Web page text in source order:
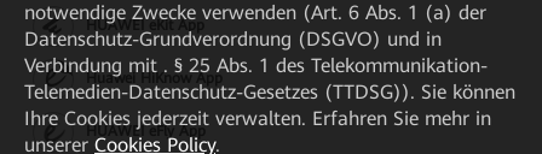
HUAWEI eKit App
Huawei HiKnow App
HUAWEI eFly App
notwendige Zwecke verwenden (Art. 6 Abs. 1 (a) der
Datenschutz-Grundverordnung (DSGVO) und in
Verbindung mit . § 25 Abs. 1 des Telekommunikation-
Telemedien-Datenschutz-Gesetzes (TTDSG)). Sie können
Ihre Cookies jederzeit verwalten. Erfahren Sie mehr in
unserer Cookies Policy.